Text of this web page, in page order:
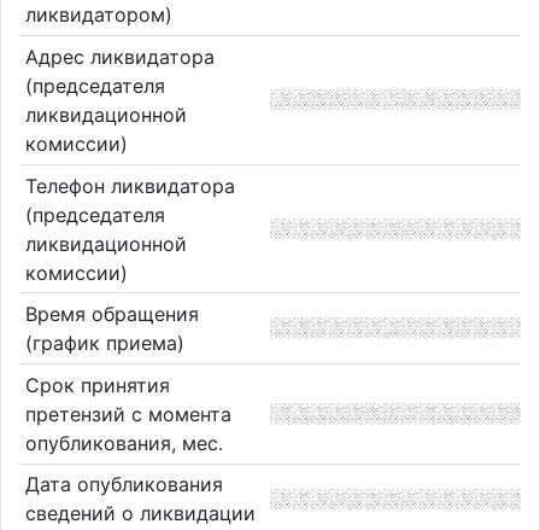
ликвидатором)
Адрес ликвидатора
(председателя
ликвидационной
комиссии)
Телефон ликвидатора
(председателя
ликвидационной
комиссии)
Время обращения
(график приема)
Срок принятия
претензий с момента
опубликования, мес.
Дата опубликования
сведений о ликвидации